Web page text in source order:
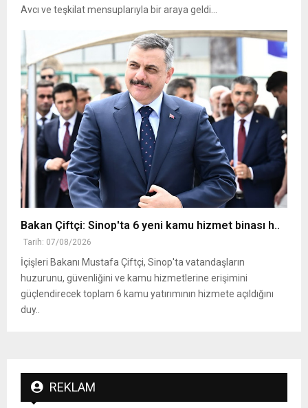
Avcı ve teşkilat mensuplarıyla bir araya geldi...
Bakan Çiftçi: Sinop'ta 6 yeni kamu hizmet binası h..
Tarih: 07/08/2026
İçişleri Bakanı Mustafa Çiftçi, Sinop'ta vatandaşların
huzurunu, güvenliğini ve kamu hizmetlerine erişimini
güçlendirecek toplam 6 kamu yatırımının hizmete açıldığını
duy..
REKLAM